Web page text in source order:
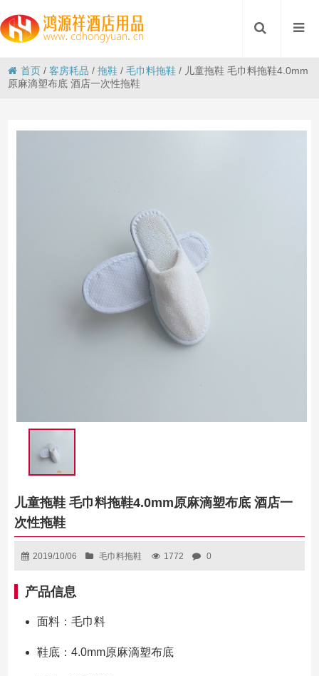
首页 /客房耗品 /拖鞋 /毛巾料拖鞋 / 儿童拖鞋 毛巾料拖鞋4.0mm
原麻滴塑布底 酒店一次性拖鞋
儿童拖鞋 毛巾料拖鞋4.0mm原麻滴塑布底 酒店一
次性拖鞋
2019/10/06 毛巾料拖鞋 1772 0
产品信息
面料：毛巾料
鞋底：4.0mm原麻滴塑布底